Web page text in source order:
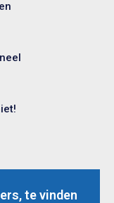
te vinden